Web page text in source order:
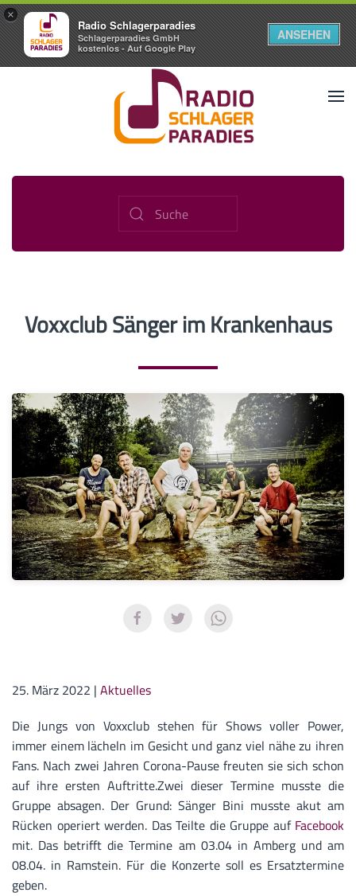
×
Radio Schlagerparadies
Schlagerparadies GmbH
kostenlos - Auf Google Play
ANSEHEN
Voxxclub Sänger im Krankenhaus
25. März 2022 | Aktuelles
Die Jungs von Voxxclub stehen für Shows voller Power,
immer einem lächeln im Gesicht und ganz viel nähe zu ihren
Fans. Nach zwei Jahren Corona-Pause freuten sie sich schon
auf ihre ersten Auftritte.Zwei dieser Termine musste die
Gruppe absagen. Der Grund: Sänger Bini musste akut am
Rücken operiert werden. Das Teilte die Gruppe auf Facebook
mit. Das betrifft die Termine am 03.04 in Amberg und am
08.04. in Ramstein. Für die Konzerte soll es Ersatztermine
geben.